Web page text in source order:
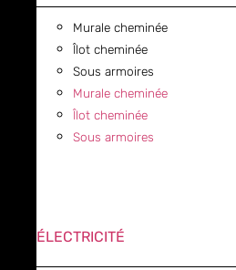
Murale cheminée
Îlot cheminée
Sous armoires
Murale cheminée
Îlot cheminée
Sous armoires
ÉLECTRICITÉ